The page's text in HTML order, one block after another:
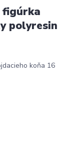
figúrka
polyresin